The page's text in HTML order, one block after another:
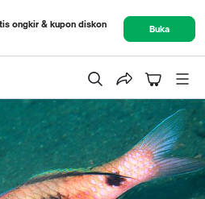
ongkir & kupon diskon
Buka